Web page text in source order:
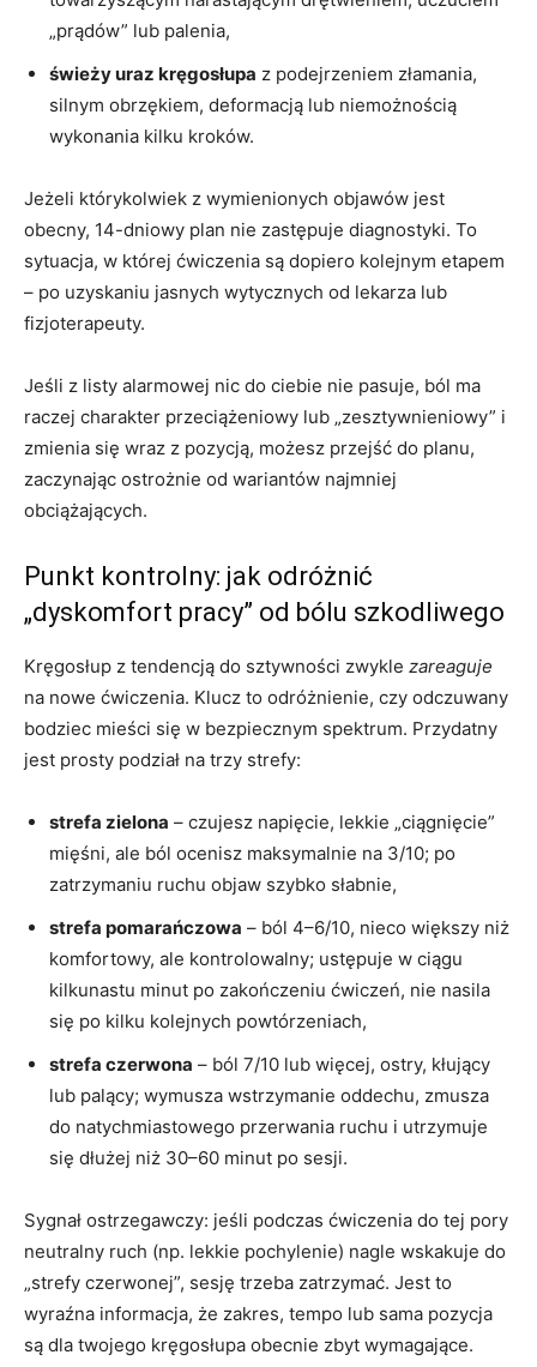
„prądów” lub palenia,
świeży uraz kręgosłupa z podejrzeniem złamania,
silnym obrzękiem, deformacją lub niemożnością
wykonania kilku kroków.
Jeżeli którykolwiek z wymienionych objawów jest
obecny, 14-dniowy plan nie zastępuje diagnostyki. To
sytuacja, w której ćwiczenia są dopiero kolejnym etapem
– po uzyskaniu jasnych wytycznych od lekarza lub
fizjoterapeuty.
Jeśli z listy alarmowej nic do ciebie nie pasuje, ból ma
raczej charakter przeciążeniowy lub „zesztywnieniowy” i
zmienia się wraz z pozycją, możesz przejść do planu,
zaczynając ostrożnie od wariantów najmniej
obciążających.
Punkt kontrolny: jak odróżnić
„dyskomfort pracy” od bólu szkodliwego
Kręgosłup z tendencją do sztywności zwykle zareaguje
na nowe ćwiczenia. Klucz to odróżnienie, czy odczuwany
bodziec mieści się w bezpiecznym spektrum. Przydatny
jest prosty podział na trzy strefy:
strefa zielona – czujesz napięcie, lekkie „ciągnięcie”
mięśni, ale ból ocenisz maksymalnie na 3/10; po
zatrzymaniu ruchu objaw szybko słabnie,
strefa pomarańczowa – ból 4–6/10, nieco większy niż
komfortowy, ale kontrolowalny; ustępuje w ciągu
kilkunastu minut po zakończeniu ćwiczeń, nie nasila
się po kilku kolejnych powtórzeniach,
strefa czerwona – ból 7/10 lub więcej, ostry, kłujący
lub palący; wymusza wstrzymanie oddechu, zmusza
do natychmiastowego przerwania ruchu i utrzymuje
się dłużej niż 30–60 minut po sesji.
Sygnał ostrzegawczy: jeśli podczas ćwiczenia do tej pory
neutralny ruch (np. lekkie pochylenie) nagle wskakuje do
„strefy czerwonej”, sesję trzeba zatrzymać. Jest to
wyraźna informacja, że zakres, tempo lub sama pozycja
są dla twojego kręgosłupa obecnie zbyt wymagające.